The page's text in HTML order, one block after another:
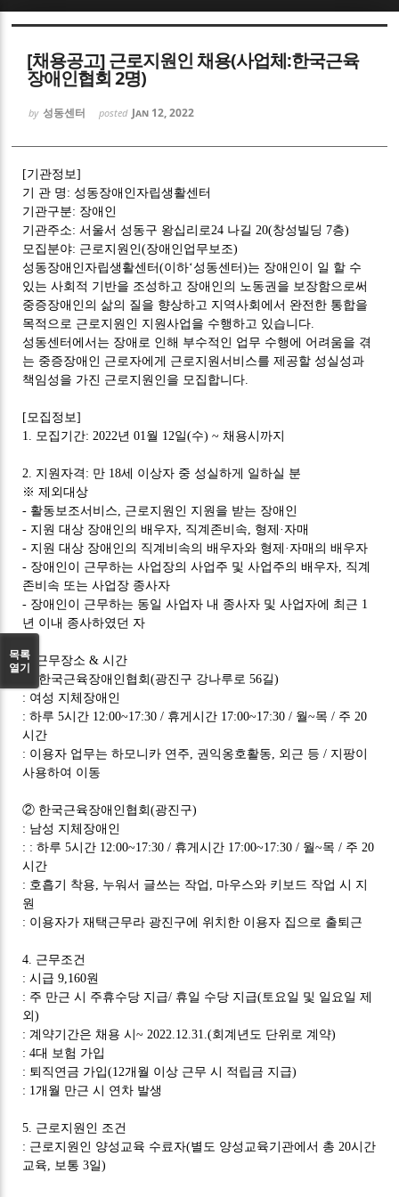
[채용공고] 근로지원인 채용(사업체:한국근육
장애인협회 2명)
by 성동센터 posted Jan 12, 2022
[기관정보]
기 관 명 : 성동장애인자립생활센터
기관구분: 장애인
기관주소:서울서 성동구 왕십리로 24 나길 20(창성빌딩 7층)
모집분야: 근로지원인(장애인업무보조)
성동장애인자립생활센터(이하‘성동센터)는 장애인이 일 할 수
있는 사회적 기반을 조성하고 장애인의 노동권을 보장함으로써
중증장애인의 삶의 질을 향상하고 지역사회에서 완전한 통합을
목적으로 근로지원인 지원사업을 수행하고 있습니다
성동센터에서는 장애로 인해 부수적인 업무 수행에 어려움을 겪
는 중증장애인 근로자에게 근로지원서비스를 제공할 성실성과
책임성을 가진 근로지원인을 모집합니다
[ 모집정보]
1.
모집기간: 2022년01 월 12일(수) ~ 채용시까지
2. 지원자격 : 만 18세 이상자 중 성실하게 일하실 분
※제외대상
- 활동보조서비스
근로지원인 지원을 받는 장애인
- 지원 대상 장애인의 배우자 직계존비속 형제 · 자매
- 지원 대상 장애인의 직계비속의 배우자와 형제 · 자매의 배우자
- 장애인이 근무하는 사업장의 사업주 및 사업주의 배우자 직계
존비속 또는 사업장 종사자
- 장애인이 근무하는 동일 사업자 내 종사자 및 사업자에 최근 1
년 이내 종사하였던 자
3. 근무장소&시간
한국근육장애인협회(광진구 강나루로56길)
: 여성 지체장애인
:하루5시간 12:00~17:30 / 휴게시간 17:00~17:30 / 월~목/ 주 20
시간
: 이용자 업무는 하모니카 연주 권익옹호활동 외근 등/ 지팡이
사용하여 이동
② 한국근육장애인협회(광진구)
: 남성 지체장애인
: :하루5시간 12:00~17:30 / 휴게시간 17:00~17:30 / 월~목/ 주 20
시간
: 호흡기 착용 누워서 글쓰는 작업
마우스와 키보드 작업 시 지
원
: 이용자가 재택근무라 광진구에 위치한 이용자 집으로 출퇴근
4. 근무조건
:시급9,160원
: 주 만근 시 주휴수당 지급/ 휴일 수당 지급(토요일 및 일요일 제
외)
: 계약기간은 채용 시~ 2022.12.31.(회계년도 단위로 계약)
: 4대 보험 가입
: 퇴직연금 가입(12개월 이상 근무 시 적립금 지급)
: 1 개월 만근 시 연차 발생
5. 근로지원인 조건
: 근로지원인 양성교육 수료자(별도 양성교육기관에서 총 20시간
교육
보통3일)
목록
열기
Sketchbook5, 스케치북5
Sketchbook5, 스케치북5